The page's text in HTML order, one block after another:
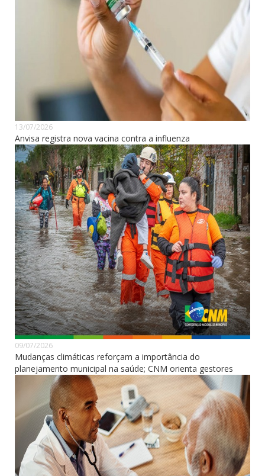
13/07/2026
Anvisa registra nova vacina contra a influenza
09/07/2026
Mudanças climáticas reforçam a importância do
planejamento municipal na saúde; CNM orienta gestores